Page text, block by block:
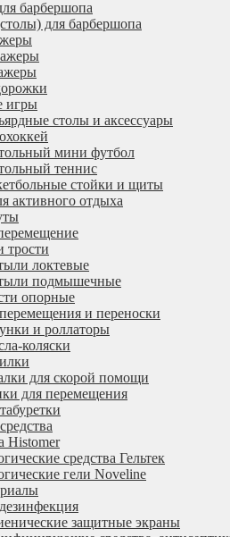
барбершопа
для барбершопа
игры
столы и аксессуары
мини футбол
теннис
стойки и щиты
активного отдыха
трости
локтевые
подмышечные
опорные
и переноски
и роллаторы
коляски
для скорой помощи
для перемещения
Histomer
средства Гельтек
гели Noveline
защитные экраны